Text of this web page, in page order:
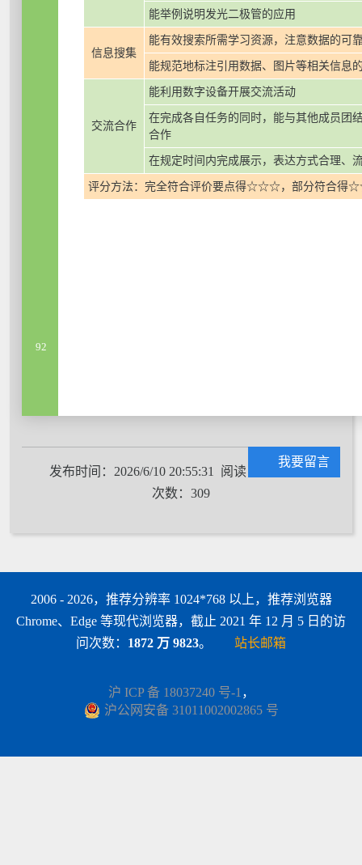
能举例说明发光二极管的应用
信息搜集
能有效搜索所需学习资源，注意数据的可
能规范地标注引用数据、图片等相关信息
交流合作
能利用数字设备开展交流活动
在完成各自任务的同时，能与其他成员团
合作
在规定时间内完成展示，表达方式合理、
评分方法：完全符合评价要点得☆☆☆，部分符合得
我要留言
发布时间：2026/6/10 20:55:31 阅读
次数：309
2006 - 2026，推荐分辨率 1024*768 以上，推荐浏览器
Chrome、Edge 等现代浏览器，截止 2021 年 12 月 5 日的访
问次数： 1872 万 9823。 站长邮箱
沪 ICP 备 18037240 号-1 ，
沪公网安备 31011002002865 号